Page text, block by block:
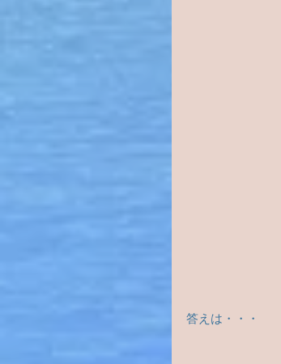
答えは・・・